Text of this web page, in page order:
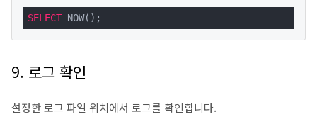
SELECT NOW();
9. 로그 확인
설정한 로그 파일 위치에서 로그를 확인합니다.